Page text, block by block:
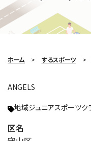
ホーム するスポーツ
ANGELS
地域ジュニアスポーツク
区名